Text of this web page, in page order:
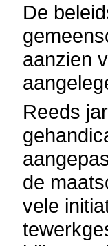
De
aanzien
Reeds
de
vele